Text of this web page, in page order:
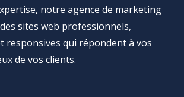
notre agence de marketing
sites web professionnels,
responsives qui répondent à vos
de vos clients.